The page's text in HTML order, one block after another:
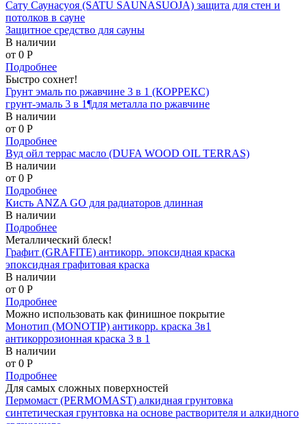
Сату Саунасуоя (SATU SAUNASUOJA) защита для стен и
потолков в сауне
Защитное средство для сауны
В наличии
от 0 P
Подробнее
Быстро сохнет!
Грунт эмаль по ржавчине 3 в 1 (КОРРЕКС)
грунт-эмаль 3 в 1¶для металла по ржавчине
В наличии
от 0 P
Подробнее
Вуд ойл террас масло (DUFA WOOD OIL TERRAS)
В наличии
от 0 P
Подробнее
Кисть ANZA GO для радиаторов длинная
В наличии
Подробнее
Металлический блеск!
Графит (GRAFITE) антикорр. эпоксидная краска
эпоксидная графитовая краска
В наличии
от 0 P
Подробнее
Можно использовать как финишное покрытие
Монотип (MONOTIP) антикорр. краска 3в1
антикоррозионная краска 3 в 1
В наличии
от 0 P
Подробнее
Для самых сложных поверхностей
Пермомаст (PERMOMAST) алкидная грунтовка
синтетическая грунтовка на основе растворителя и алкидного